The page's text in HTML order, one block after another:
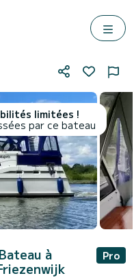
limitées !
par ce bateau
à
Pro